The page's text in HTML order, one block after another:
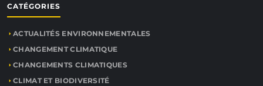
CATÉGORIES
ACTUALITÉS ENVIRONNEMENTALES
CHANGEMENT CLIMATIQUE
CHANGEMENTS CLIMATIQUES
CLIMAT ET BIODIVERSITÉ